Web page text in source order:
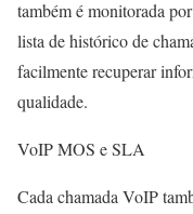
também é monitorada
lista de histórico de
facilmente recuperar
qualidade.
VoIP MOS e SLA
Cada chamada VoIP